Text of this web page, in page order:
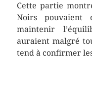
Cette partie
Noirs
maintenir
auraient malgré
tend à confirmer